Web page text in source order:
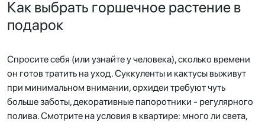
Как выбрать горшечное растение в
подарок
Спросите себя (или узнайте у человека), сколько времени
он готов тратить на уход. Суккуленты и кактусы выживут
при минимальном внимании, орхидеи требуют чуть
больше заботы, декоративные папоротники - регулярного
полива. Смотрите на условия в квартире: много ли света,